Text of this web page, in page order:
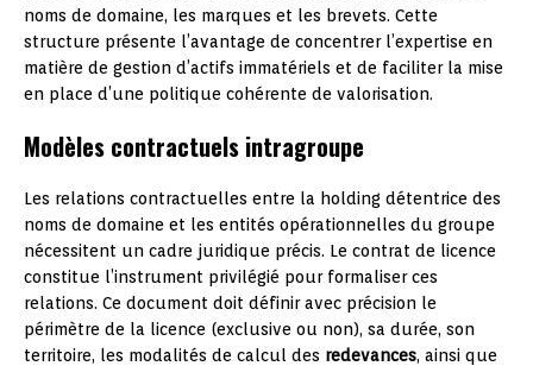
noms de domaine, les marques et les brevets. Cette
structure présente l’avantage de concentrer l’expertise en
matière de gestion d’actifs immatériels et de faciliter la mise
en place d’une politique cohérente de valorisation.
Modèles contractuels intragroupe
Les relations contractuelles entre la holding détentrice des
noms de domaine et les entités opérationnelles du groupe
nécessitent un cadre juridique précis. Le contrat de licence
constitue l’instrument privilégié pour formaliser ces
relations. Ce document doit définir avec précision le
périmètre de la licence (exclusive ou non), sa durée, son
territoire, les modalités de calcul des redevances, ainsi que